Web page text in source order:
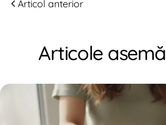
Distribuie acest articol
DistribuieDistribuie
pe
Articol anterior
Articole